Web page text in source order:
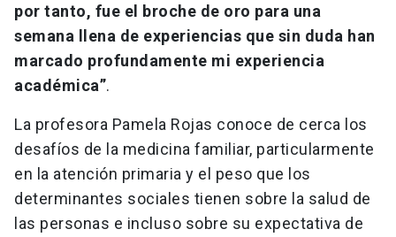
por tanto, fue el broche de oro para una
semana llena de experiencias que sin duda han
marcado profundamente mi experiencia
académica”.
La profesora Pamela Rojas conoce de cerca los
desafíos de la medicina familiar, particularmente
en la atención primaria y el peso que los
determinantes sociales tienen sobre la salud de
las personas e incluso sobre su expectativa de